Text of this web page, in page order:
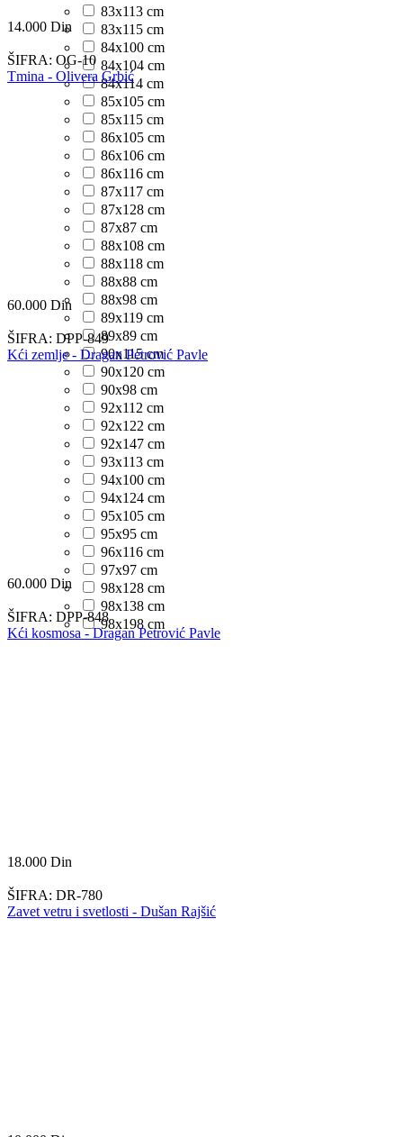
83x113 cm
83x115 cm
84x100 cm
84x104 cm
84x114 cm
85x105 cm
85x115 cm
86x105 cm
86x106 cm
86x116 cm
87x117 cm
87x128 cm
87x87 cm
88x108 cm
88x118 cm
88x88 cm
88x98 cm
89x119 cm
89x89 cm
90x115 cm
90x120 cm
90x98 cm
92x112 cm
92x122 cm
92x147 cm
93x113 cm
94x100 cm
94x124 cm
95x105 cm
95x95 cm
96x116 cm
97x97 cm
98x128 cm
98x138 cm
98x198 cm
14.000 Din
ŠIFRA: OG-10
Tmina - Olivera Grbić
60.000 Din
ŠIFRA: DPP-849
Kći zemlje - Dragan Petrović Pavle
60.000 Din
ŠIFRA: DPP-848
Kći kosmosa - Dragan Petrović Pavle
18.000 Din
ŠIFRA: DR-780
Zavet vetru i svetlosti - Dušan Rajšić